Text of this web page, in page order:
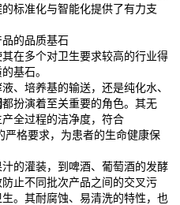
标准化与智能化提供了有力支
的品质基石
多个对卫生要求较高的行业得
基石。
培养基的输送，还是纯化水、
都扮演着至关重要的角色。其无
全过程的洁净度，符合
严格要求，为患者的生命健康保
灌装，到啤酒、葡萄酒的发酵
止不同批次产品之间的交叉污
。其耐腐蚀、易清洗的特性，也